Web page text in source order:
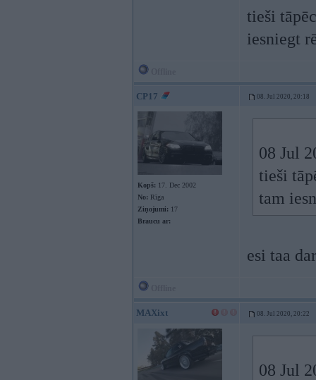
tieši
iesniegt
CP17 08. Jul 2020, 20:18
Kopš: 17. Dec 2002
No: Rīga
Ziņojumi: 17
Braucu ar:
08 Jul
tieši
tam
esi taa
MAXixt 08. Jul 2020, 20:22
08 Jul